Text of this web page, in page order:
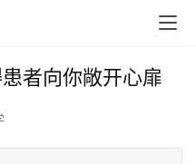
者向你敞开心扉